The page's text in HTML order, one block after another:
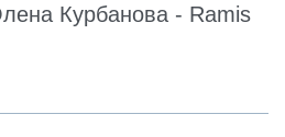
Курбанова - Ramis